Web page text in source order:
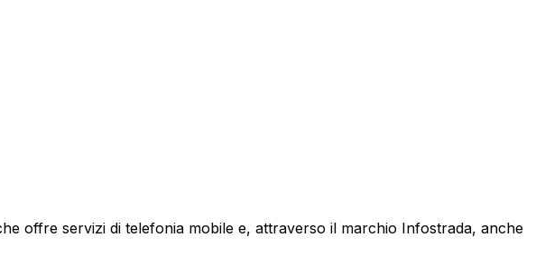
offre servizi di telefonia mobile e, attraverso il marchio Infostrada, anche